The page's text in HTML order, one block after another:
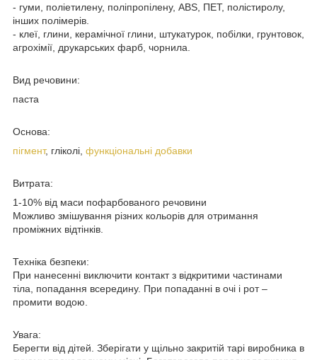
- гуми, поліетилену, поліпропілену, ABS, ПЕТ, полістиролу,
інших полімерів.
- клеї, глини, керамічної глини, штукатурок, побілки, грунтовок,
агрохімії, друкарських фарб, чорнила.
Вид речовини:
паста
Основа:
пігмент, гліколі, функціональні добавки
Витрата:
1-10% від маси пофарбованого речовини
Можливо змішування різних кольорів для отримання
проміжних відтінків.
Техніка безпеки:
При нанесенні виключити контакт з відкритими частинами
тіла, попадання всередину. При попаданні в очі і рот –
промити водою.
Увага:
Берегти від дітей. Зберігати у щільно закритій тарі виробника в